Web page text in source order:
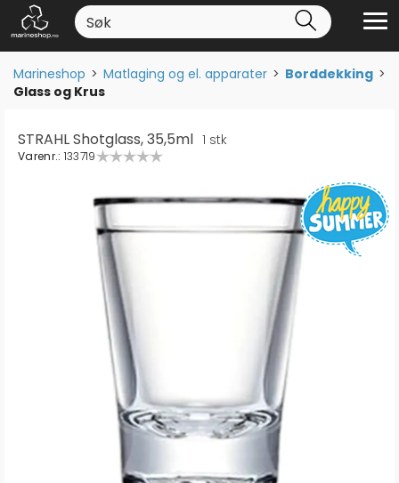
Marineshop>Matlaging og el. apparater>Borddekking>
Glass og Krus
STRAHL Shotglass, 35,5ml 1 stk
Varenr.: 133719